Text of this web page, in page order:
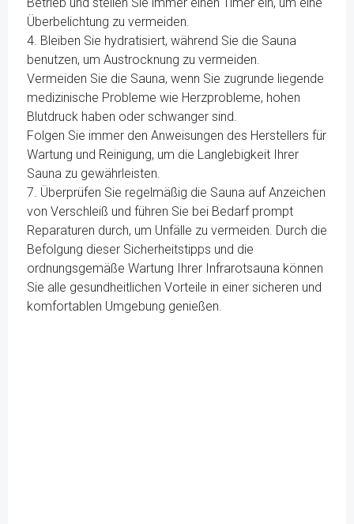
Überbelichtung zu vermeiden.
4. Bleiben Sie hydratisiert, während Sie die Sauna
benutzen, um Austrocknung zu vermeiden.
Vermeiden Sie die Sauna, wenn Sie zugrunde liegende
medizinische Probleme wie Herzprobleme, hohen
Blutdruck haben oder schwanger sind.
Folgen Sie immer den Anweisungen des Herstellers für
Wartung und Reinigung, um die Langlebigkeit Ihrer
Sauna zu gewährleisten.
7. Überprüfen Sie regelmäßig die Sauna auf Anzeichen
von Verschleiß und führen Sie bei Bedarf prompt
Reparaturen durch, um Unfälle zu vermeiden. Durch die
Befolgung dieser Sicherheitstipps und die
ordnungsgemäße Wartung Ihrer Infrarotsauna können
Sie alle gesundheitlichen Vorteile in einer sicheren und
komfortablen Umgebung genießen.